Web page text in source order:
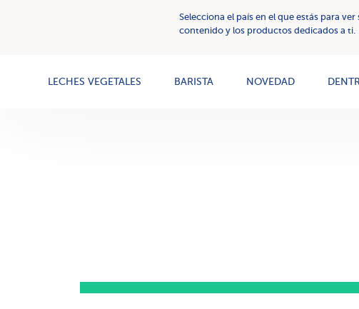
Selecciona el país en el que estás para ver
contenido y los productos dedicados a ti.
LECHES VEGETALES BARISTA NOVEDAD